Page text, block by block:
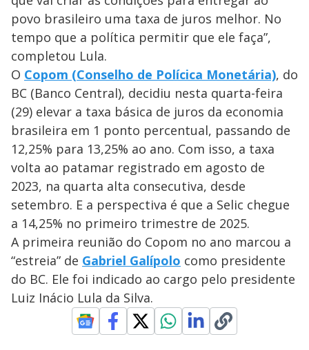
povo brasileiro uma taxa de juros melhor. No
tempo que a política permitir que ele faça”,
completou Lula.
O Copom (Conselho de Polícica Monetária), do
BC (Banco Central), decidiu nesta quarta-feira
(29) elevar a taxa básica de juros da economia
brasileira em 1 ponto percentual, passando de
12,25% para 13,25% ao ano. Com isso, a taxa
volta ao patamar registrado em agosto de
2023, na quarta alta consecutiva, desde
setembro. E a perspectiva é que a Selic chegue
a 14,25% no primeiro trimestre de 2025.
A primeira reunião do Copom no ano marcou a
“estreia” de Gabriel Galípolo como presidente
do BC. Ele foi indicado ao cargo pelo presidente
Luiz Inácio Lula da Silva.